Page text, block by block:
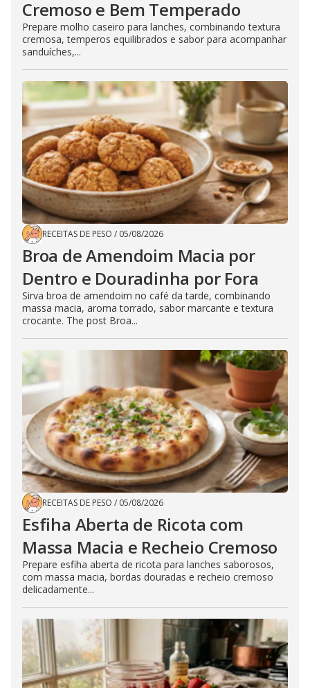
Cremoso e Bem Temperado
Prepare molho caseiro para lanches, combinando textura
cremosa, temperos equilibrados e sabor para acompanhar
sanduíches,...
RECEITAS DE PESO / 05/08/2026
Broa de Amendoim Macia por
Dentro e Douradinha por Fora
Sirva broa de amendoim no café da tarde, combinando
massa macia, aroma torrado, sabor marcante e textura
crocante. The post Broa...
RECEITAS DE PESO / 05/08/2026
Esfiha Aberta de Ricota com
Massa Macia e Recheio Cremoso
Prepare esfiha aberta de ricota para lanches saborosos,
com massa macia, bordas douradas e recheio cremoso
delicadamente...